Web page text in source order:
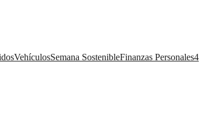
VehículosSemana SostenibleFinanzas Personales4